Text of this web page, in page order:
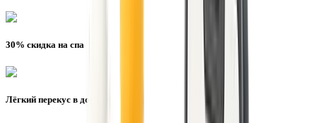
30% скидка на спа
Лёгкий перекус в дорогу